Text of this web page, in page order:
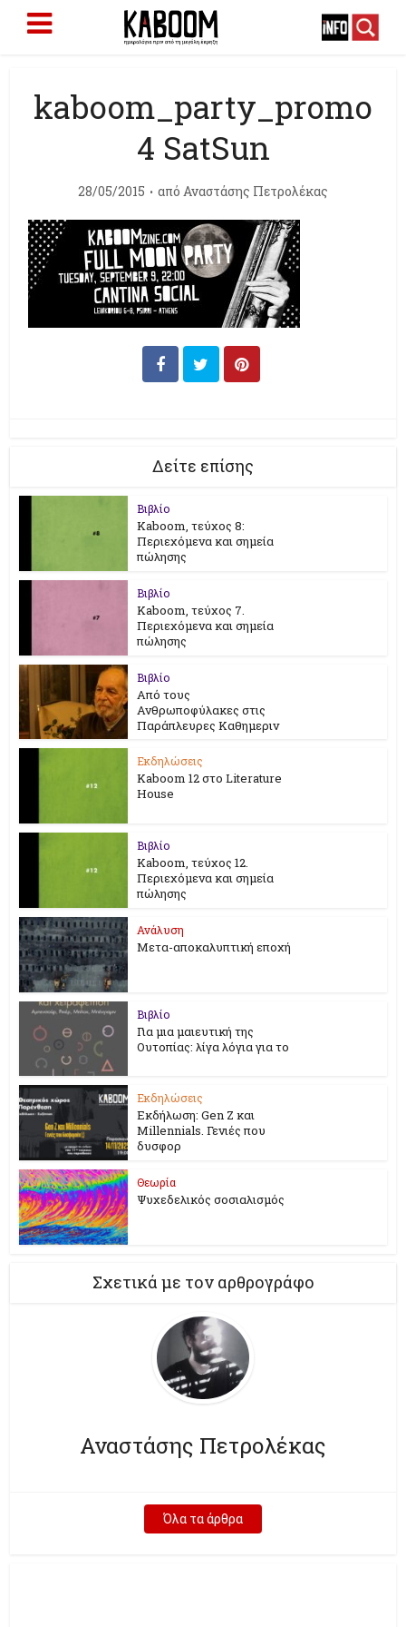
kaboom_party_promo
4 SatSun
28/05/2015 από Αναστάσης Πετρολέκας
Δείτε επίσης
Βιβλίο
Kaboom, τεύχος 8:
Περιεχόμενα και σημεία
πώλησης
Βιβλίο
Kaboom, τεύχος 7.
Περιεχόμενα και σημεία
πώλησης
Βιβλίο
Από τους
Ανθρωποφύλακες στις
Παράπλευρες Καθημεριν
Εκδηλώσεις
Kaboom 12 στο Literature
House
Βιβλίο
Kaboom, τεύχος 12.
Περιεχόμενα και σημεία
πώλησης
Ανάλυση
Μετα-αποκαλυπτική εποχή
Βιβλίο
Για μια μαιευτική της
Ουτοπίας: λίγα λόγια για το
Εκδηλώσεις
Εκδήλωση: Gen Z και
Millennials. Γενιές που
δυσφορ
Θεωρία
Ψυχεδελικός σοσιαλισμός
Σχετικά με τον αρθρογράφο
Αναστάσης Πετρολέκας
Όλα τα άρθρα